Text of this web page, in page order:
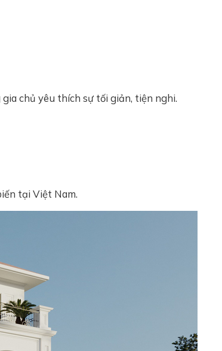
chủ yêu thích sự tối giản, tiện nghi.
tại Việt Nam.